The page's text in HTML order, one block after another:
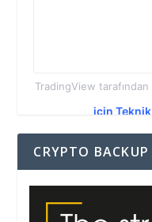
TradingView tarafından
için
CRYPTO BACKUP